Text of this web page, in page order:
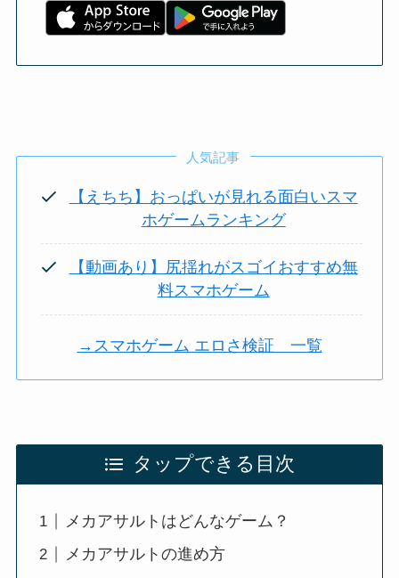
人気記事
【えちち】おっぱいが見れる面白いスマ
ホゲームランキング
【動画あり】尻揺れがスゴイおすすめ無
料スマホゲーム
→スマホゲーム エロさ検証 一覧
タップできる目次
メカアサルトはどんなゲーム？
メカアサルトの進め方